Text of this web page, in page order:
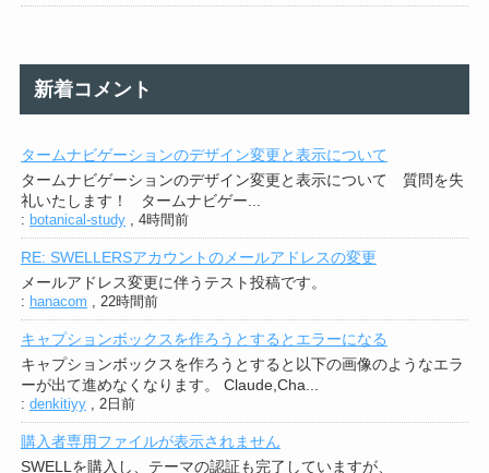
新着コメント
タームナビゲーションのデザイン変更と表示について
タームナビゲーションのデザイン変更と表示について 質問を失
礼いたします！ タームナビゲー...
: botanical-study, 4時間前
RE: SWELLERSアカウントのメールアドレスの変更
メールアドレス変更に伴うテスト投稿です。
: hanacom , 22時間前
キャプションボックスを作ろうとするとエラーになる
キャプションボックスを作ろうとすると以下の画像のようなエラ
ーが出て進めなくなります。 Claude,Cha...
: denkitiyy, 2日前
購入者専用ファイルが表示されません
SWELLを購入し、テーマの認証も完了していますが、